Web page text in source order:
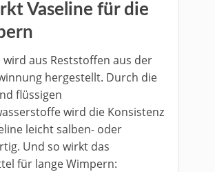
Vaseline für die
wird aus Reststoffen aus der
hergestellt. Durch die
flüssigen
wird die Konsistenz
leicht salben- oder
Und so wirkt das
für lange Wimpern: